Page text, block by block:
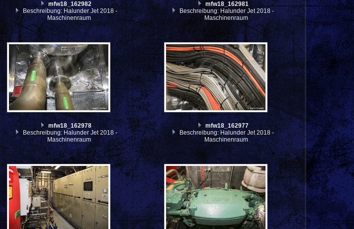
mfw18_162982
Beschreibung: Halunder Jet 2018 -
Maschinenraum
mfw18_162981
Beschreibung: Halunder Jet 2018 -
Maschinenraum
mfw18_162978
Beschreibung: Halunder Jet 2018 -
Maschinenraum
mfw18_162977
Beschreibung: Halunder Jet 2018 -
Maschinenraum